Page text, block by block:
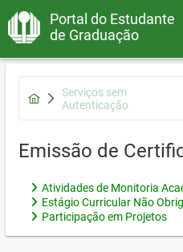
Portal do Estudante
de Graduação
Serviços sem
Autenticação
Emissão de
Atividades de Monitoria
Estágio Curricular Não
Participação em Projetos